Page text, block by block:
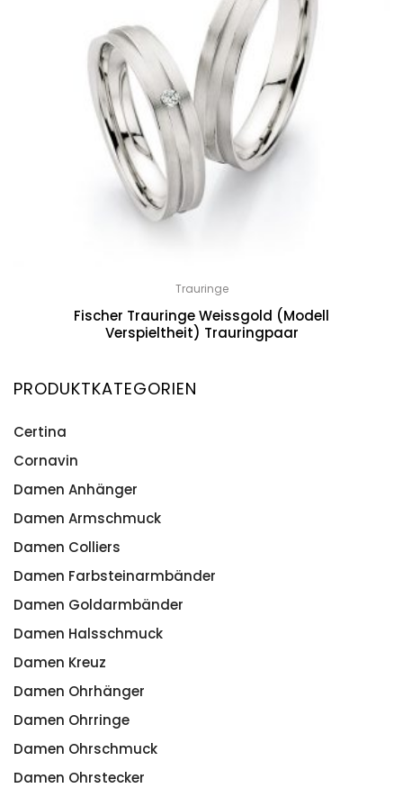
Trauringe
Fischer Trauringe Weissgold (Modell
Verspieltheit) Trauringpaar
PRODUKTKATEGORIEN
Certina
Cornavin
Damen Anhänger
Damen Armschmuck
Damen Colliers
Damen Farbsteinarmbänder
Damen Goldarmbänder
Damen Halsschmuck
Damen Kreuz
Damen Ohrhänger
Damen Ohrringe
Damen Ohrschmuck
Damen Ohrstecker